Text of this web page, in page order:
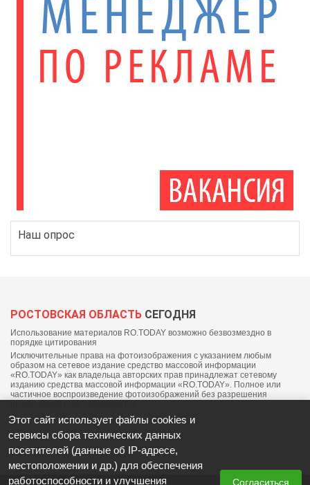
Наш опрос
РОСТОВСКАЯ ОБЛАСТЬ СЕГОДНЯ
Использование материалов RO.TODAY возможно безвозмездно в
порядке цитирования
Исключительные права на фотоизображения с указанием любым
образом на сетевое издание средство массовой информации
«RO.TODAY» как владельца авторских прав принадлежат сетевому
изданию средства массовой информации «RO.TODAY». Полное или
частичное воспроизведение фотоизображений без разрешения
Этот сайт использует файлы cookies и
сервисы сбора технических данных
посетителей (данные об IP-адресе,
местоположении и др.) для обеспечения
работоспособности и улучшения
Согласиться